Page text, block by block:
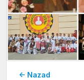
← Nazad